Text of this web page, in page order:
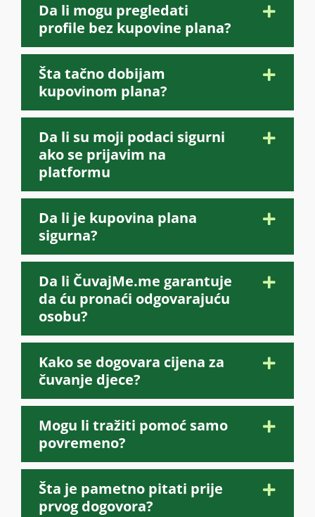
Da li mogu pregledati
profile bez kupovine plana?
Šta tačno dobijam
kupovinom plana?
Da li su moji podaci sigurni
ako se prijavim na
platformu
Da li je kupovina plana
sigurna?
Da li ČuvajMe.me garantuje
da ću pronaći odgovarajuću
osobu?
Kako se dogovara cijena za
čuvanje djece?
Mogu li tražiti pomoć samo
povremeno?
Šta je pametno pitati prije
prvog dogovora?